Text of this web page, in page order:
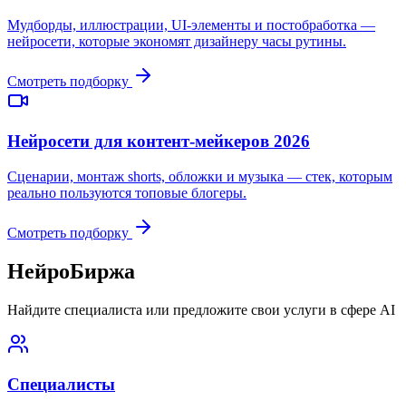
Мудборды, иллюстрации, UI-элементы и постобработка —
нейросети, которые экономят дизайнеру часы рутины.
Смотреть подборку
Нейросети для контент-мейкеров 2026
Сценарии, монтаж shorts, обложки и музыка — стек, которым
реально пользуются топовые блогеры.
Смотреть подборку
НейроБиржа
Найдите специалиста или предложите свои услуги в сфере AI
Специалисты